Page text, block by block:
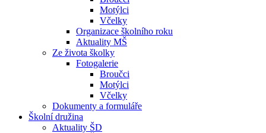
Motýlci
Včelky
Organizace školního roku
Aktuality MŠ
Ze života školky
Fotogalerie
Broučci
Motýlci
Včelky
Dokumenty a formuláře
Školní družina
Aktuality ŠD